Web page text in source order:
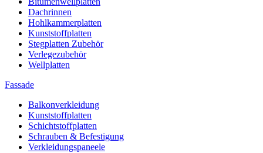
Dachrinnen
Hohlkammerplatten
Kunststoffplatten
Stegplatten Zubehör
Verlegezubehör
Wellplatten
Fassade
Balkonverkleidung
Kunststoffplatten
Schichtstoffplatten
Schrauben & Befestigung
Verkleidungspaneele